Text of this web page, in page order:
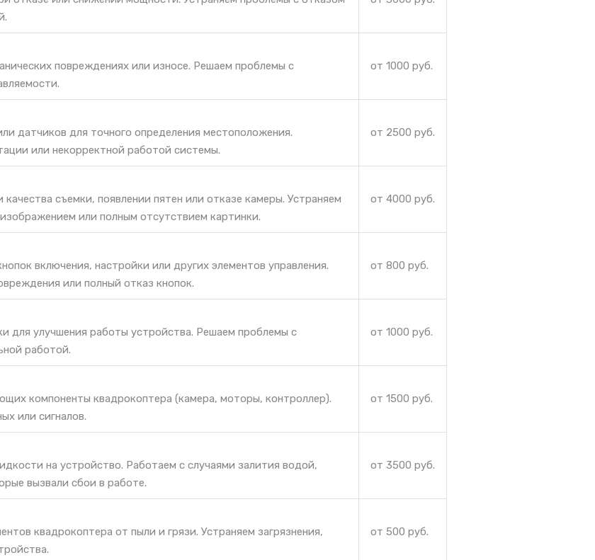
повреждениях или износе. Решаем проблемы с
от 1000 руб.
датчиков для точного определения местоположения.
или некорректной работой системы.
от 2500 руб.
съемки, появлении пятен или отказе камеры. Устраняем
или полным отсутствием картинки.
от 4000 руб.
включения, настройки или других элементов управления.
или полный отказ кнопок.
от 800 руб.
для улучшения работы устройства. Решаем проблемы с
работой.
от 1000 руб.
компоненты квадрокоптера (камера, моторы, контроллер).
или сигналов.
от 1500 руб.
на устройство. Работаем с случаями залития водой,
вызвали сбои в работе.
от 3500 руб.
квадрокоптера от пыли и грязи. Устраняем загрязнения,
от 500 руб.